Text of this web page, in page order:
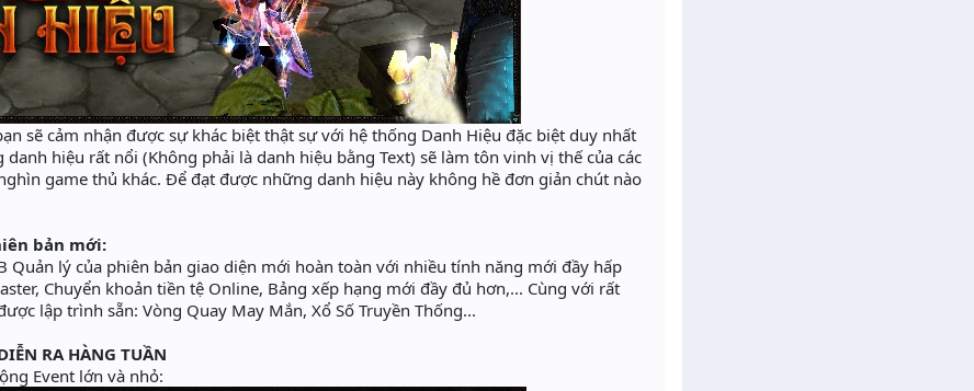
sẽ cảm nhận được sự khác biệt thật sự với hệ thống Danh Hiệu đặc biệt duy nhất
danh hiệu rất nổi (Không phải là danh hiệu bằng Text) sẽ làm tôn vinh vị thế của các
game thủ khác. Để đạt được những danh hiệu này không hề đơn giản chút nào
bản mới:
Quản lý của phiên bản giao diện mới hoàn toàn với nhiều tính năng mới đầy hấp
Chuyển khoản tiền tệ Online, Bảng xếp hạng mới đầy đủ hơn,... Cùng với rất
lập trình sẵn: Vòng Quay May Mắn, Xổ Số Truyền Thống...
RA HÀNG TUẦN
Event lớn và nhỏ: